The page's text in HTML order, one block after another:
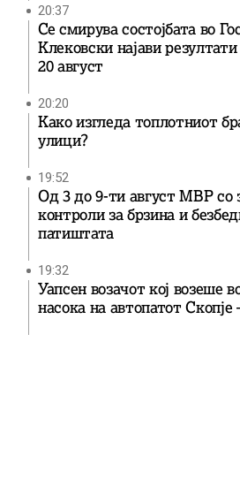
20:37
Се смирува состојбата во
Клековски најави
20 август
20:20
Како изгледа топлотниот
улици?
19:52
Од 3 до 9-ти август МВР со
контроли за брзина и
патиштата
19:32
Уапсен возачот кој возеше
насока на автопатот Скопје